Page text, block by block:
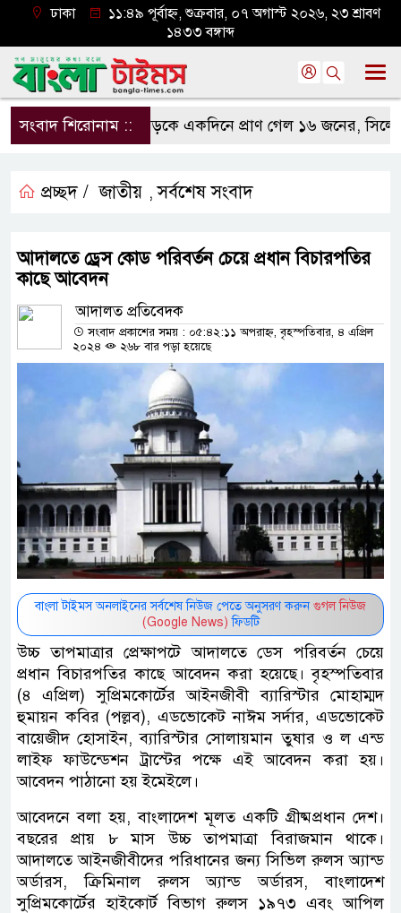
ঢাকা
১১:৪৯ পূর্বাহ্ন, শুক্রবার, ০৭ অগাস্ট ২০২৬, ২৩ শ্রাবণ
১৪৩৩ বঙ্গাব্দ
সংবাদ শিরোনাম ::সড়কে একদিনে প্রাণ গেল ১৬ জনের, সিলেটে
প্রচ্ছদ / জাতীয় ,সর্বশেষ সংবাদ
আদালতে ড্রেস কোড পরিবর্তন চেয়ে প্রধান বিচারপতির
কাছে আবেদন
আদালত প্রতিবেদক
সংবাদ প্রকাশের সময় : ০৫:৪২:১১ অপরাহ্ন, বৃহস্পতিবার, ৪ এপ্রিল
২০২৪
২৬৮ বার পড়া হয়েছে
বাংলা টাইমস অনলাইনের সর্বশেষ নিউজ পেতে অনুসরণ করুন গুগল নিউজ
(Google News) ফিডটি
উচ্চ তাপমাত্রার প্রেক্ষাপটে আদালতে ডেস পরিবর্তন চেয়ে
প্রধান বিচারপতির কাছে আবেদন করা হয়েছে। বৃহস্পতিবার
(৪ এপ্রিল) সুপ্রিমকোর্টের আইনজীবী ব্যারিস্টার মোহাম্মদ
হুমায়ন কবির (পল্লব), এডভোকেট নাঈম সর্দার, এডভোকেট
বায়েজীদ হোসাইন, ব্যারিস্টার সোলায়মান তুষার ও ল এন্ড
লাইফ ফাউন্ডেশন ট্রাস্টের পক্ষে এই আবেদন করা হয়।
আবেদন পাঠানো হয় ইমেইলে।
আবেদনে বলা হয়, বাংলাদেশ মূলত একটি গ্রীষ্মপ্রধান দেশ।
বছরের প্রায় ৮ মাস উচ্চ তাপমাত্রা বিরাজমান থাকে।
আদালতে আইনজীবীদের পরিধানের জন্য সিভিল রুলস অ্যান্ড
অর্ডারস, ক্রিমিনাল রুলস অ্যান্ড অর্ডারস, বাংলাদেশ
সুপ্রিমকোর্টের হাইকোর্ট বিভাগ রুলস ১৯৭৩ এবং আপিল